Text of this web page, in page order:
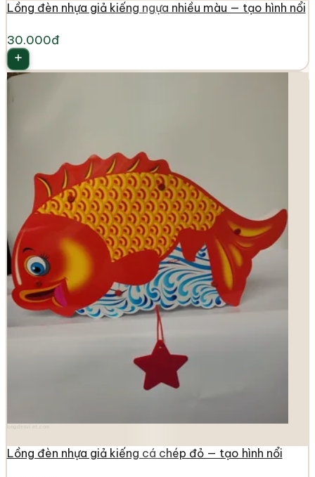
Lồng đèn nhựa giả kiếng ngựa nhiều màu — tạo hình nổi
30.000đ
Lồng đèn nhựa giả kiếng cá chép đỏ — tạo hình nổi